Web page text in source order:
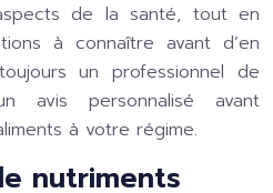
de la santé, tout en
à connaître avant d’en
un professionnel de
avis personnalisé avant
à votre régime.
nutriments